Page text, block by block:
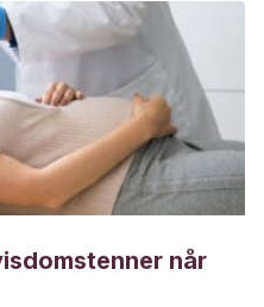
når